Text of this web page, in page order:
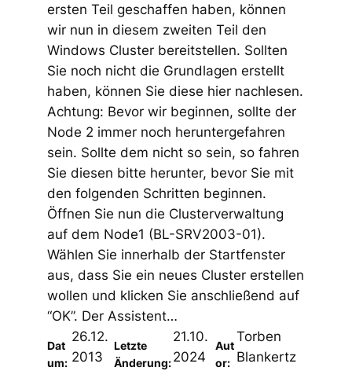
ersten Teil geschaffen haben, können
wir nun in diesem zweiten Teil den
Windows Cluster bereitstellen. Sollten
Sie noch nicht die Grundlagen erstellt
haben, können Sie diese hier nachlesen.
Achtung: Bevor wir beginnen, sollte der
Node 2 immer noch heruntergefahren
sein. Sollte dem nicht so sein, so fahren
Sie diesen bitte herunter, bevor Sie mit
den folgenden Schritten beginnen.
Öffnen Sie nun die Clusterverwaltung
auf dem Node1 (BL-SRV2003-01).
Wählen Sie innerhalb der Startfenster
aus, dass Sie ein neues Cluster erstellen
wollen und klicken Sie anschließend auf
“OK”. Der Assistent…
Dat
um:
26.12.
2013
Letzte
Änderung:
21.10.
2024
Aut
or:
Torben
Blankertz